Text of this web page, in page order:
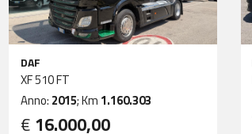
DAF
XF 510 FT
Anno: 2015; Km 1.160.303
€ 16.000,00